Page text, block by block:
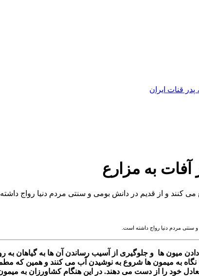
قنات ایران
آفات به مزارع
کنند و از قدیم در دانش بومی و سنتی مردم دنیا رواج
سنتی مردم دنیا رواج داشته است.
میون ها و جلوگیری از آسیب رساندن آن ها به گیاهان
به میمون ها شروع به نوشیدن آب می کنند و همین که
خود را از دست می دهند. در این هنگام کشاورزان به